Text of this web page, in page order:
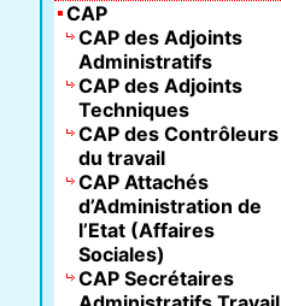
CAP
CAP des Adjoints
Administratifs
CAP des Adjoints
Techniques
CAP des Contrôleurs
du travail
CAP Attachés
d’Administration de
l’Etat (Affaires
Sociales)
CAP Secrétaires